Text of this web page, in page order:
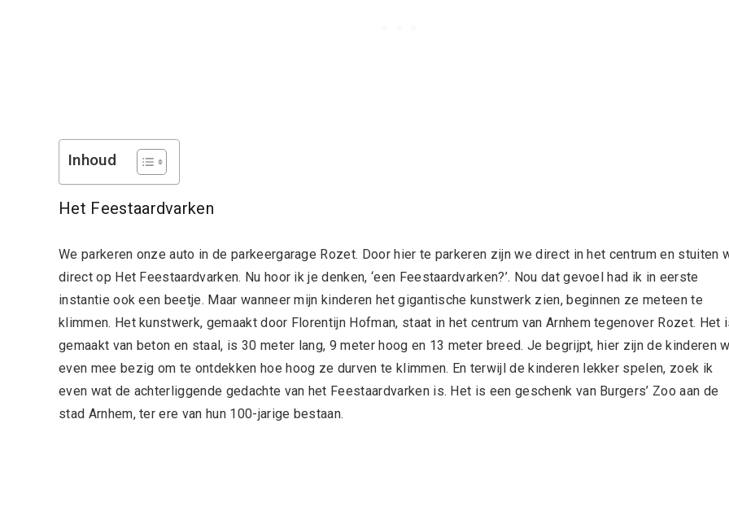
Inhoud
Het Feestaardvarken
We parkeren onze auto in de parkeergarage Rozet. Door hier te parkeren zijn we direct in het centrum en stuiten
direct op Het Feestaardvarken. Nu hoor ik je denken, ‘een Feestaardvarken?’. Nou dat gevoel had ik in eerste
instantie ook een beetje. Maar wanneer mijn kinderen het gigantische kunstwerk zien, beginnen ze meteen te
klimmen. Het kunstwerk, gemaakt door Florentijn Hofman, staat in het centrum van Arnhem tegenover Rozet. Het
gemaakt van beton en staal, is 30 meter lang, 9 meter hoog en 13 meter breed. Je begrijpt, hier zijn de kinderen
even mee bezig om te ontdekken hoe hoog ze durven te klimmen. En terwijl de kinderen lekker spelen, zoek ik
even wat de achterliggende gedachte van het Feestaardvarken is. Het is een geschenk van Burgers’ Zoo aan de
stad Arnhem, ter ere van hun 100-jarige bestaan.